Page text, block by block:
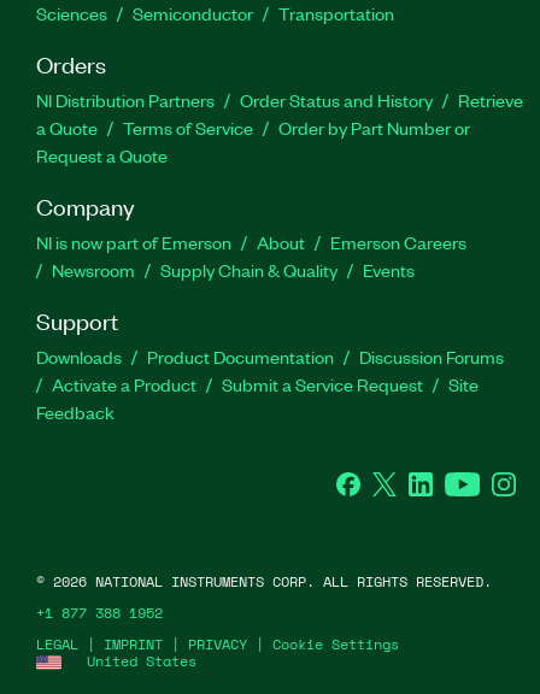
Sciences
Semiconductor Transportation
Orders
NI Distribution Partners Order Status and History
Retrieve
a Quote
Terms of Service
Order by Part Number or
Request a Quote
Company
NI is now part of Emerson About
Emerson Careers
Newsroom
Supply Chain & Quality Events
Support
Downloads Product Documentation
Discussion Forums
Activate a Product
Submit a Service Request
Site
Feedback
Facebook
Twitter LinkedInYouTube
United States
LEGAL | IMPRINT | PRIVACY | Cookie Settings
© 2026 NATIONAL INSTRUMENTS CORP. ALL RIGHTS RESERVED.
+1 877 388 1952